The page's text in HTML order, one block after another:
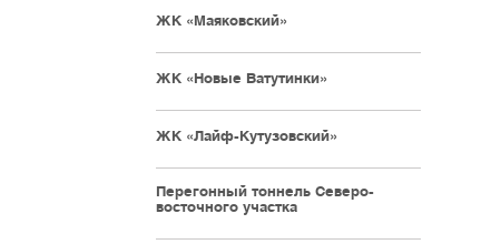
ЖК «Маяковский»
ЖК «Новые Ватутинки»
ЖК «Лайф-Кутузовский»
Перегонный тоннель Северо-
восточного участка